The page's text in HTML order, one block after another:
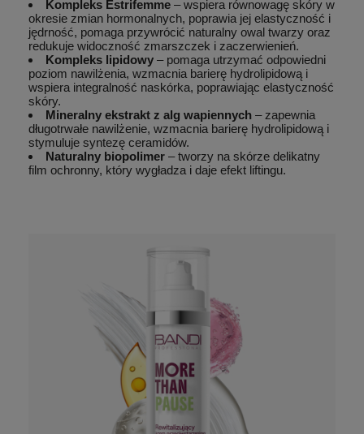
Kompleks Estrifemme – wspiera równowagę skóry w
okresie zmian hormonalnych, poprawia jej elastyczność i
jędrność, pomaga przywrócić naturalny owal twarzy oraz
redukuje widoczność zmarszczek i zaczerwienień.
Kompleks lipidowy – pomaga utrzymać odpowiedni
poziom nawilżenia, wzmacnia barierę hydrolipidową i
wspiera integralność naskórka, poprawiając elastyczność
skóry.
Mineralny ekstrakt z alg wapiennych – zapewnia
długotrwałe nawilżenie, wzmacnia barierę hydrolipidową i
stymuluje syntezę ceramidów.
Naturalny biopolimer – tworzy na skórze delikatny
film ochronny, który wygładza i daje efekt liftingu.